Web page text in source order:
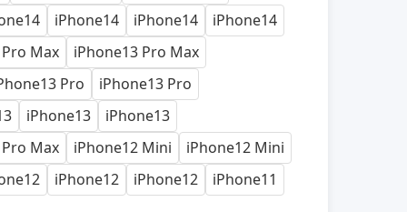
iPhone14 iPhone14
iPhone14
Max
iPhone13 Pro Max
Pro
iPhone13 Pro
iPhone13
iPhone13
Max
iPhone12 Mini
iPhone12 Mini
iPhone12 iPhone12 iPhone11